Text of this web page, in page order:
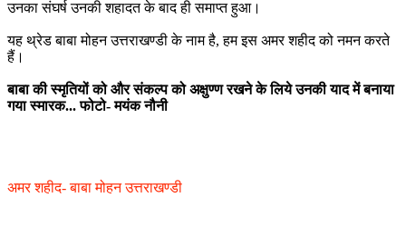
उनका संघर्ष उनकी शहादत के बाद ही समाप्त हुआ।
यह थ्रेड बाबा मोहन उत्तराखण्डी के नाम है, हम इस अमर शहीद को नमन करते
हैं।
बाबा की स्मृतियों को और संकल्प को अक्षुण्ण रखने के लिये उनकी याद में बनाया
गया स्मारक... फोटो- मयंक नौनी
अमर शहीद- बाबा मोहन उत्तराखण्डी